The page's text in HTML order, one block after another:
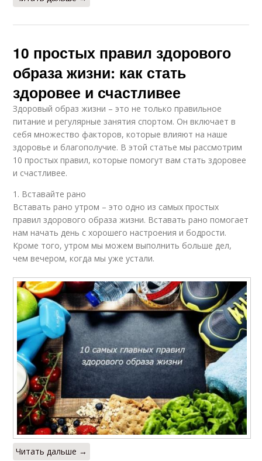
10 простых правил здорового
образа жизни: как стать
здоровее и счастливее
Здоровый образ жизни – это не только правильное
питание и регулярные занятия спортом. Он включает в
себя множество факторов, которые влияют на наше
здоровье и благополучие. В этой статье мы рассмотрим
10 простых правил, которые помогут вам стать здоровее
и счастливее.
1. Вставайте рано
Вставать рано утром – это одно из самых простых
правил здорового образа жизни. Вставать рано помогает
нам начать день с хорошего настроения и бодрости.
Кроме того, утром мы можем выполнить больше дел,
чем вечером, когда мы уже устали.
Читать дальше →